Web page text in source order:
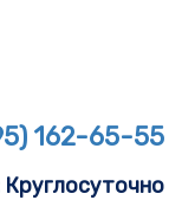
162-65-55